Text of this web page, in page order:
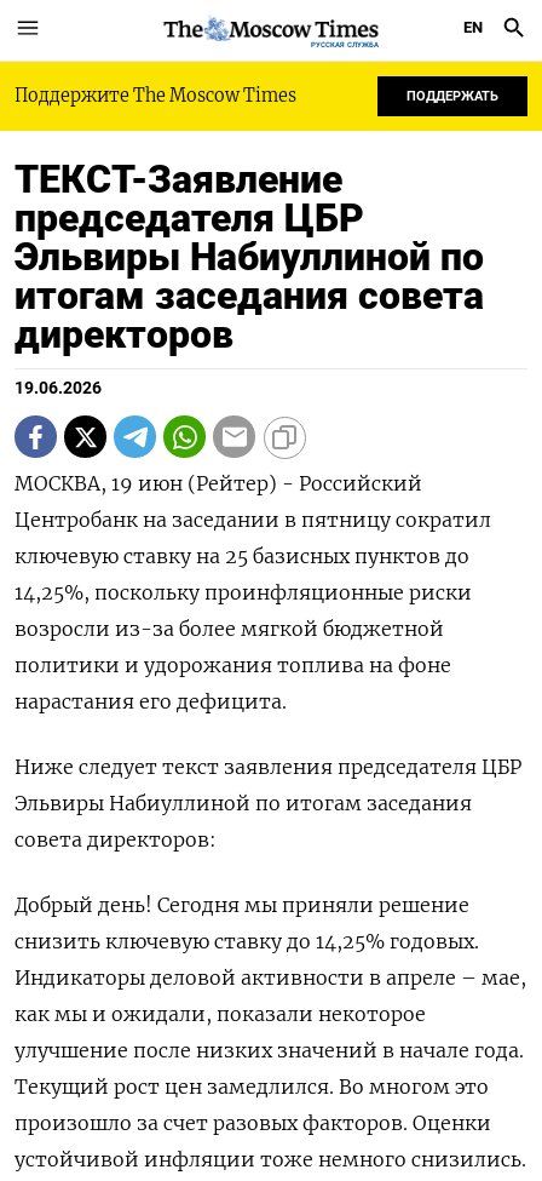
РУССКАЯ СЛУЖБА
EN
Поддержите The Moscow Times ПОДДЕРЖАТЬ
ТЕКСТ-Заявление
председателя ЦБР
Эльвиры Набиуллиной по
итогам заседания совета
директоров
19.06.2026
МОСКВА, 19 июн (Рейтер) - Российский
Центробанк на заседании в пятницу сократил
ключевую ставку на 25 базисных пунктов до
14,25%, поскольку проинфляционные риски
возросли из-за более мягкой бюджетной
политики и удорожания топлива на фоне
нарастания его дефицита.
Ниже следует текст заявления председателя ЦБР
Эльвиры Набиуллиной по итогам заседания
совета директоров:
Добрый день! Сегодня мы приняли решение
снизить ключевую ставку до 14,25% годовых.
Индикаторы деловой активности в апреле – мае,
как мы и ожидали, показали некоторое
улучшение после низких значений в начале года.
Текущий рост цен замедлился. Во многом это
произошло за счет разовых факторов. Оценки
устойчивой инфляции тоже немного снизились.